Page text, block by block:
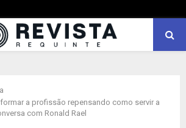
a profissão repensando como servir a
com Ronald Rael